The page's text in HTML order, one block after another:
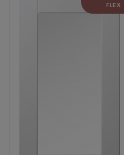
FLEX